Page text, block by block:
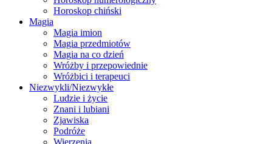
Horoskop chiński
Magia
Magia imion
Magia przedmiotów
Magia na co dzień
Wróżby i przepowiednie
Wróżbici i terapeuci
Niezwykli/Niezwykłe
Ludzie i życie
Znani i lubiani
Zjawiska
Podróże
Wierzenia